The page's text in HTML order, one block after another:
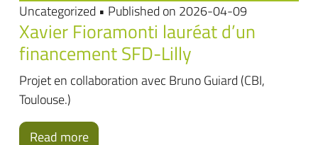
Uncategorized • Published on 2026-04-09
Xavier Fioramonti lauréat d’un
financement SFD-Lilly
Projet en collaboration avec Bruno Guiard (CBI,
Toulouse.)
Read more